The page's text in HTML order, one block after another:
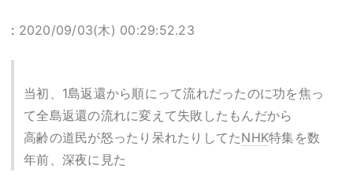
: 2020/09/03(木) 00:29:52.23
当初、1島返還から順にって流れだったのに功を焦っ
て全島返還の流れに変えて失敗したもんだから
高齢の道民が怒ったり呆れたりしてたNHK特集を数
年前、深夜に見た